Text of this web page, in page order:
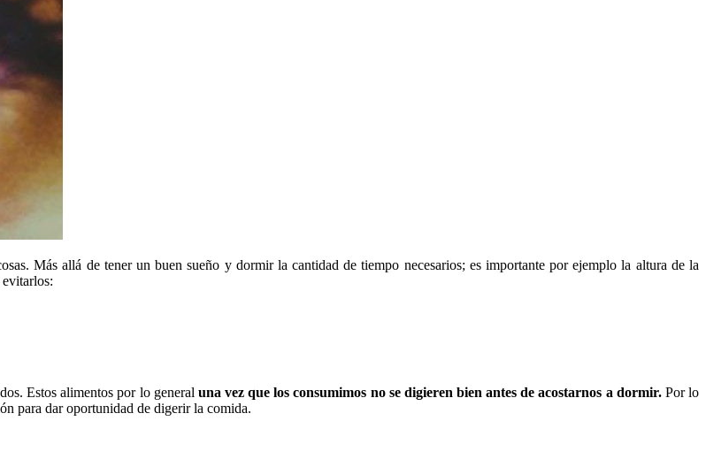
Más allá de tener un buen sueño y dormir la cantidad de tiempo necesarios; es importante por ejemplo la altura de la
Estos alimentos por lo general una vez que los consumimos no se digieren bien antes de acostarnos a dormir. Por lo
para dar oportunidad de digerir la comida.